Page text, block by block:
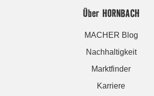
Über HORNBACH
MACHER Blog
Nachhaltigkeit
Marktfinder
Karriere